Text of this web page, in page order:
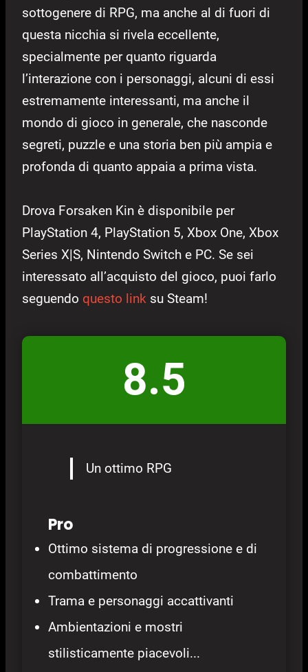
sottogenere di RPG, ma anche al di fuori di
questa nicchia si rivela eccellente,
specialmente per quanto riguarda
l’interazione con i personaggi, alcuni di essi
estremamente interessanti, ma anche il
mondo di gioco in generale, che nasconde
segreti, puzzle e una storia ben più ampia e
profonda di quanto appaia a prima vista.
Drova Forsaken Kin è disponibile per
PlayStation 4, PlayStation 5, Xbox One, Xbox
Series X|S, Nintendo Switch e PC. Se sei
interessato all’acquisto del gioco, puoi farlo
seguendo questo link su Steam!
8.5
Un ottimo RPG
Pro
Ottimo sistema di progressione e di
combattimento
Trama e personaggi accattivanti
Ambientazioni e mostri
stilisticamente piacevoli...